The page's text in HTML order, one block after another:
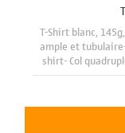
T-Shirt blanc,
ample et
shirt- Col